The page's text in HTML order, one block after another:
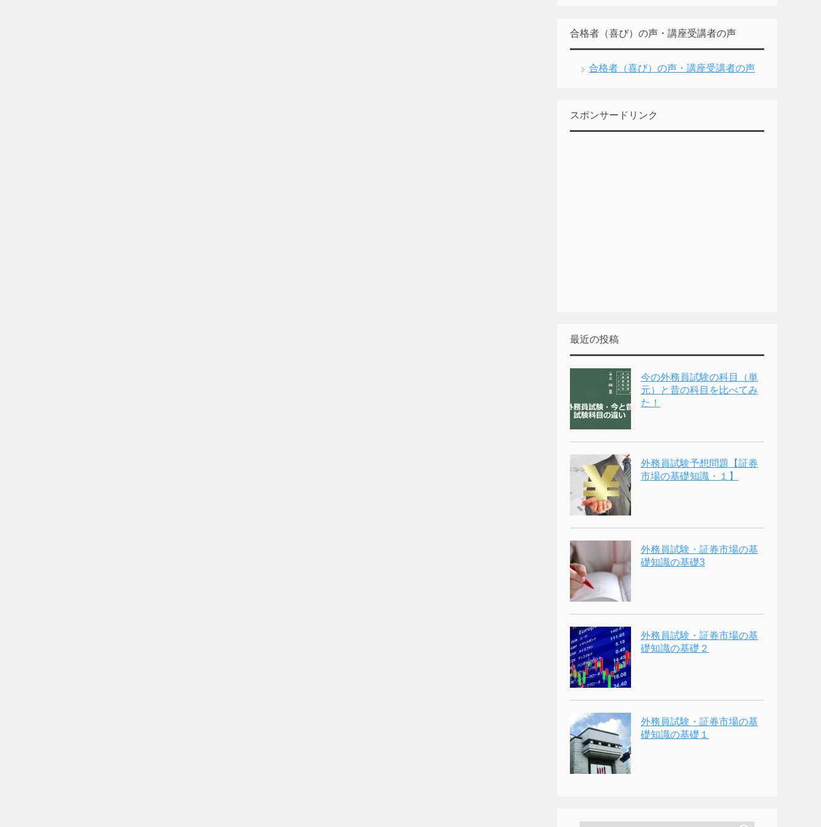
合格者（喜び）の声・講座受講者の声
合格者（喜び）の声・講座受講者の声
スポンサードリンク
最近の投稿
今の外務員試験の科目（単
元）と昔の科目を比べてみ
た！
外務員試験予想問題【証券
市場の基礎知識・１】
外務員試験・証券市場の基
礎知識の基礎3
外務員試験・証券市場の基
礎知識の基礎２
外務員試験・証券市場の基
礎知識の基礎１